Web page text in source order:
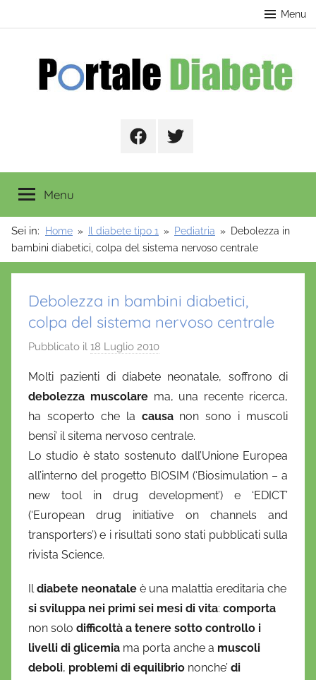
Menu
FacebookTwitter
Menu
Sei in: Home Il diabete tipo 1 Pediatria
Debolezza in
bambini diabetici, colpa del sistema nervoso centrale
Debolezza in bambini diabetici,
colpa del sistema nervoso centrale
Pubblicato il 18 Luglio 2010
D
a
n
i
e
l
a
D
'
o
f
Molti pazienti di diabete neonatale, soffrono di
debolezza muscolarema, una recente ricerca,
ha scoperto che la causanon sono i muscoli
bensi’ il sitema nervoso centrale.
Lo studio è stato sostenuto dall’Unione Europea
all’interno del progetto BIOSIM (‘Biosimulation – a
new tool in drug development’) e ‘EDICT’
(‘European drug initiative on channels and
transporters’) e i risultati sono stati pubblicati sulla
rivista Science.
Ildiabete neonatale è una malattia ereditaria che
si sviluppa nei primi sei mesi di vita: comporta
non solo difficoltà a tenere sotto controllo i
livelli di glicemia ma porta anche a muscoli
deboli, problemi di equilibrio nonche’ di